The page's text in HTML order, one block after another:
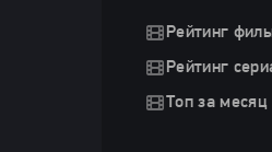
Рейтинг
Рейтинг
Топ за месяц